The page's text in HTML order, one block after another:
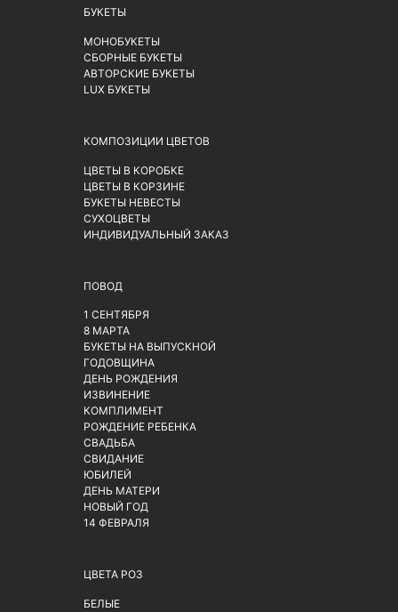
БУКЕТЫ
МОНОБУКЕТЫ
СБОРНЫЕ БУКЕТЫ
АВТОРСКИЕ БУКЕТЫ
LUX БУКЕТЫ
КОМПОЗИЦИИ ЦВЕТОВ
ЦВЕТЫ В КОРОБКЕ
ЦВЕТЫ В КОРЗИНЕ
БУКЕТЫ НЕВЕСТЫ
СУХОЦВЕТЫ
ИНДИВИДУАЛЬНЫЙ ЗАКАЗ
ПОВОД
1 СЕНТЯБРЯ
8 МАРТА
БУКЕТЫ НА ВЫПУСКНОЙ
ГОДОВЩИНА
ДЕНЬ РОЖДЕНИЯ
ИЗВИНЕНИЕ
КОМПЛИМЕНТ
РОЖДЕНИЕ РЕБЕНКА
СВАДЬБА
СВИДАНИЕ
ЮБИЛЕЙ
ДЕНЬ МАТЕРИ
НОВЫЙ ГОД
14 ФЕВРАЛЯ
ЦВЕТА РОЗ
БЕЛЫЕ